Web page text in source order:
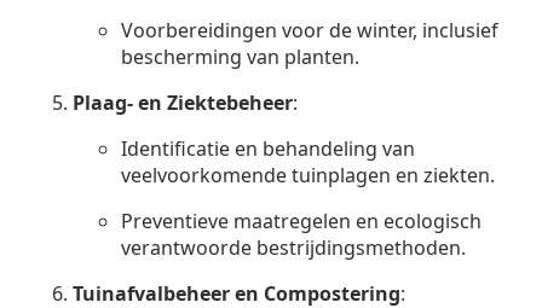
Voorbereidingen voor de winter, inclusief
bescherming van planten.
Plaag- en Ziektebeheer:
Identificatie en behandeling van
veelvoorkomende tuinplagen en ziekten.
Preventieve maatregelen en ecologisch
verantwoorde bestrijdingsmethoden.
Tuinafvalbeheer en Compostering: